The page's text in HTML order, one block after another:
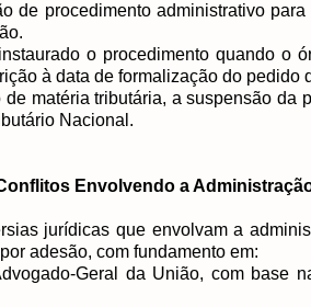
de procedimento administrativo
o procedimento quando o
à data de formalização do pedido
de matéria tributária, a suspensão
Nacional.
Envolvendo a
jurídicas que envolvam a
adesão, com fundamento em:
Geral da União, com base